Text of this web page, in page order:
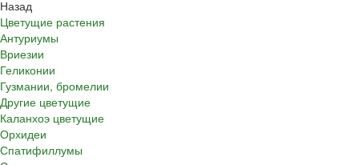
Назад
Цветущие растения
Антуриумы
Вриезии
Геликонии
Гузмании, бромелии
Другие цветущие
Каланхоэ цветущие
Орхидеи
Спатифиллумы